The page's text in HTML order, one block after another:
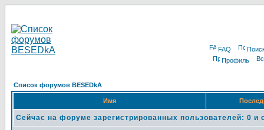
FAQ
Профиль
Список форумов BESEDkA
Имя
Сейчас на форуме зарегистрированных пользователей: 0 и